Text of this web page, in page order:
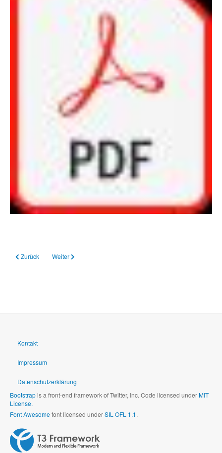
Vorheriger Beitrag: Balthasar-Neumann-Technikum Trier
Zurück Nächster Beitrag: Flyer Fachzentrum Ernährung
Weiter
Kontakt
Impressum
Datenschutzerklärung
Bootstrapis a front-end framework of Twitter, Inc. Code licensed underMIT
License.
Font Awesomefont licensed underSIL OFL 1.1.